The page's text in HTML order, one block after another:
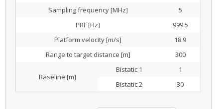
Sampling frequency [MHz]
5
PRF [Hz]
999.5
Platform velocity [m/s]
18.9
Range to target distance [m]
300
Baseline [m]
Bistatic 1
1
Bistatic 2
30